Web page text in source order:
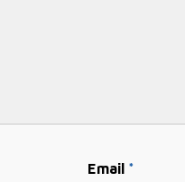
Email *